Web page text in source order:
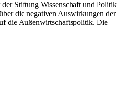
Stiftung Wissenschaft und Politik
die negativen Auswirkungen der
die Außenwirtschaftspolitik. Die